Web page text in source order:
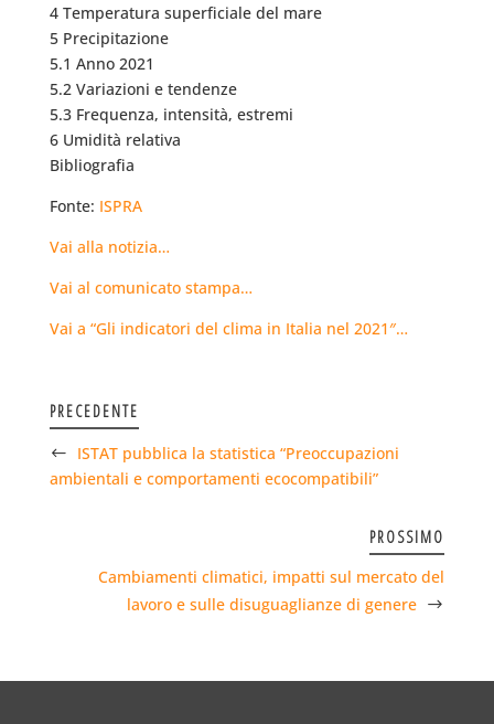
4 Temperatura superficiale del mare
5 Precipitazione
5.1 Anno 2021
5.2 Variazioni e tendenze
5.3 Frequenza, intensità, estremi
6 Umidità relativa
Bibliografia
Fonte: ISPRA
Vai alla notizia…
Vai al comunicato stampa…
Vai a “Gli indicatori del clima in Italia nel 2021″…
PRECEDENTE
ISTAT pubblica la statistica “Preoccupazioni
ambientali e comportamenti ecocompatibili”
PROSSIMO
Cambiamenti climatici, impatti sul mercato del
lavoro e sulle disuguaglianze di genere